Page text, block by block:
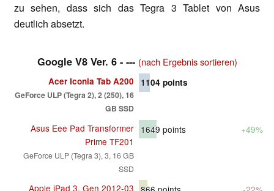
zu sehen, dass sich das Tegra 3 Tablet von Asus
deutlich absetzt.
Google V8 Ver. 6 - --- (nach Ergebnis sortieren)
Acer Iconia Tab A200
GeForce ULP (Tegra 2), 2 (250), 16
GB SSD
1104 points
Asus Eee Pad Transformer
Prime TF201
GeForce ULP (Tegra 3), 3, 16 GB
SSD
1649 points +49%
Apple iPad 3. Gen 2012-03